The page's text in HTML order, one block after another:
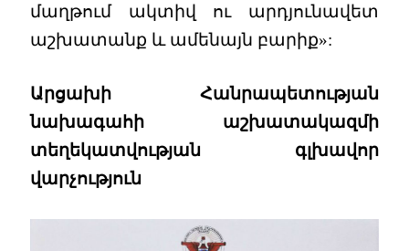
մաղթում ակտիվ ու արդյունավետ
աշխատանք և ամենայն բարիք»:
Արցախի Հանրապետության
նախագահի աշխատակազմի
տեղեկատվության գլխավոր
վարչություն